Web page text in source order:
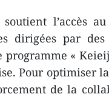
l’accès
dirigées par
«
Pour optimiser
de la